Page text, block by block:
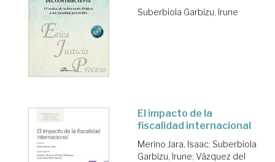
Suberbiola Garbizu, Irune
El impacto de la
fiscalidad internacional
Merino Jara, Isaac; Suberbiola
Garbizu, Irune; Vázquez del